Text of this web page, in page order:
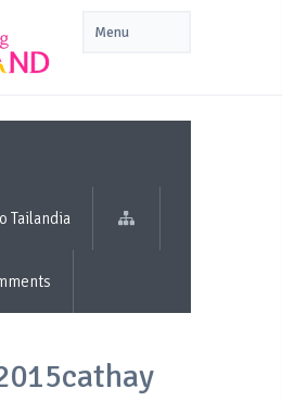
Tailandia